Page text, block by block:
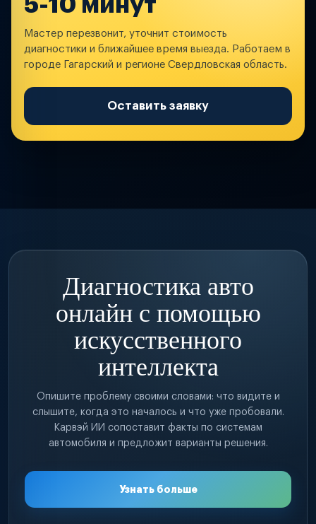
5-10 минут
Мастер перезвонит, уточнит стоимость
диагностики и ближайшее время выезда. Работаем в
городе Гагарский и регионе Свердловская область.
Оставить заявку
Диагностика авто
онлайн с помощью
искусственного
интеллекта
Опишите проблему своими словами: что видите и
слышите, когда это началось и что уже пробовали.
Карвэй ИИ сопоставит факты по системам
автомобиля и предложит варианты решения.
Узнать больше